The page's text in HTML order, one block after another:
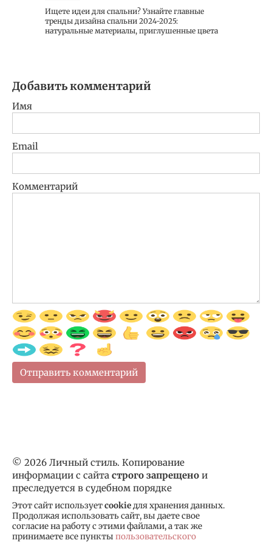
Ищете идеи для спальни? Узнайте главные
тренды дизайна спальни 2024-2025:
натуральные материалы, приглушенные цвета
Добавить комментарий
Имя
Email
Комментарий
© 2026 Личный стиль. Копирование
информации с сайта строго запрещено и
преследуется в судебном порядке
Этот сайт используетcookieдля хранения данных.
Продолжая использовать сайт, вы даете свое
согласие на работу с этими файлами, а так же
принимаете все пункты пользовательского